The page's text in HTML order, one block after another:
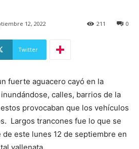
12, 2022 0
211
Twitter
fuerte aguacero cayó en la
calles, barrios de la
provocaban que los vehículos
Largos trancones fue lo que se
este lunes 12 de septiembre en